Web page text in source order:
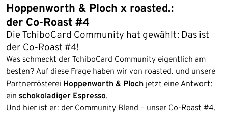
Hoppenworth & Ploch x roasted.:
der Co-Roast #4
Die TchiboCard Community hat gewählt: Das ist
der Co-Roast #4!
Was schmeckt der TchiboCard Community eigentlich am
besten? Auf diese Frage haben wir von roasted. und unsere
Partnerrösterei Hoppenworth & Ploch jetzt eine Antwort:
ein schokoladiger Espresso.
Und hier ist er: der Community Blend – unser Co-Roast #4.